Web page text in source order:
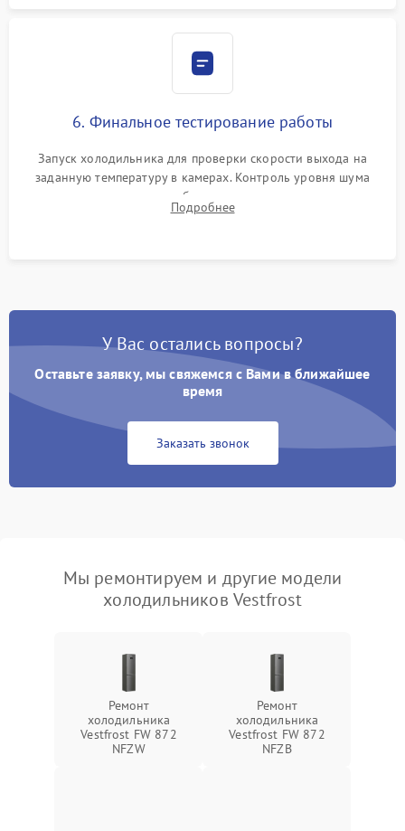
6. Финальное тестирование работы
Запуск холодильника для проверки скорости выхода на
заданную температуру в камерах. Контроль уровня шума
компрессора, отсутствия обмерзания стенок и корректного
срабатывания системы автоматической оттайки.
Подробнее
У Вас остались вопросы?
Оставьте заявку, мы свяжемся с Вами в ближайшее
время
Заказать звонок
Мы ремонтируем и другие модели
холодильников Vestfrost
Ремонт
холодильника
Vestfrost FW 872
NFZW
Ремонт
холодильника
Vestfrost FW 872
NFZВ